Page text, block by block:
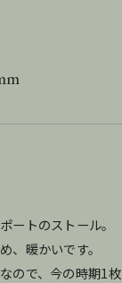
ートのストール。
、暖かいです。
ので、今の時期1